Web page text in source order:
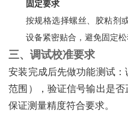
固定要求
按规格选择螺丝、胶粘剂
设备紧密贴合，避免固定松
三、调试校准要求
安装完成后先做功能测试
范围），验证信号输出是否
保证测量精度符合要求。